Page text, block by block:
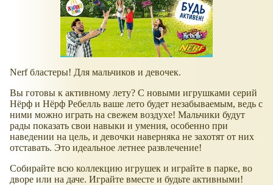
Nerf бластеры! Для мальчиков и девочек.
Вы готовы к активному лету? С новыми игрушками серий
Нёрф и Нёрф Ребелль ваше лето будет незабываемым, ведь с
ними можно играть на свежем воздухе! Мальчики будут
рады показать свои навыки и умения, особенно при
наведении на цель, и девочки наверняка не захотят от них
отставать. Это идеальное летнее развлечение!
Собирайте всю коллекцию игрушек и играйте в парке, во
дворе или на даче. Играйте вместе и будьте активными!